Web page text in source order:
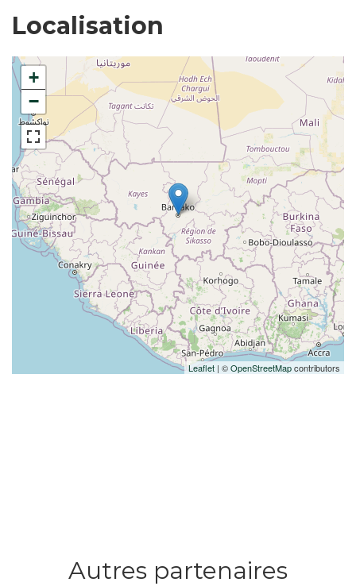
Localisation
+
−
Leaflet | ©OpenStreetMapcontributors
Autres partenaires